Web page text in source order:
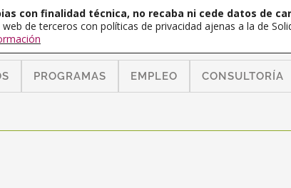
PROGRAMAS EMPLEO CONSULTORÍA
con finalidad técnica, no recaba ni cede datos de
de terceros con políticas de privacidad ajenas a la de